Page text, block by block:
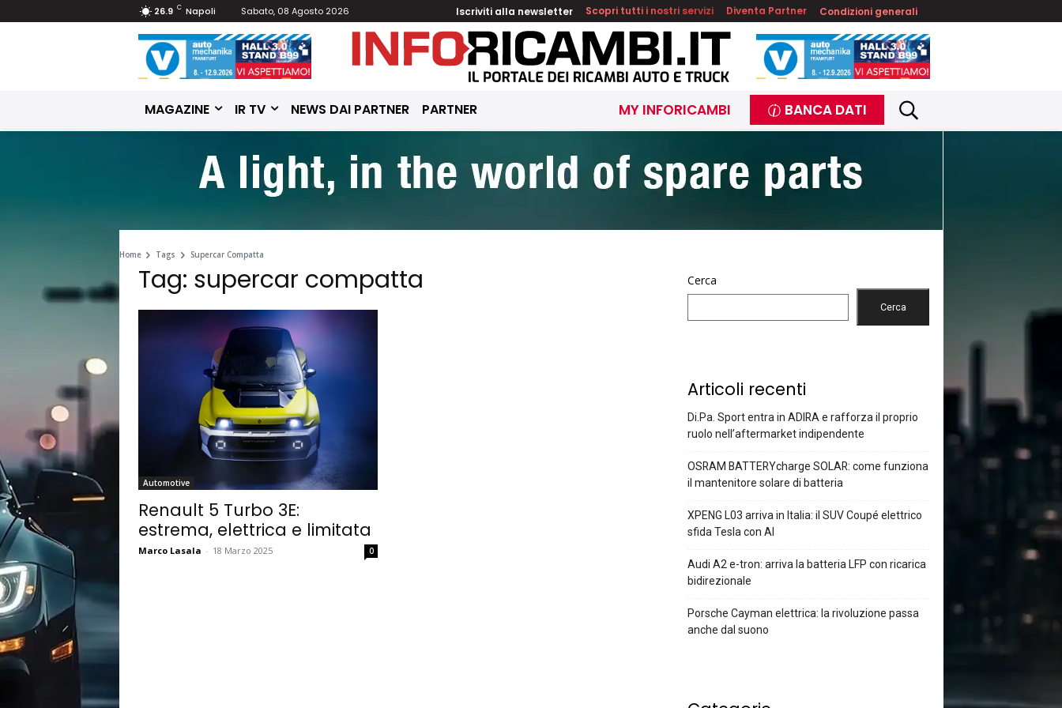
26.9 C Napoli Sabato, 08 Agosto 2026 Iscriviti alla newsletter Scopri tutti i nostri servizi Diventa Partner Condizioni generali
MAGAZINE IR TV NEWS DAI PARTNER PARTNER MY INFORICAMBI BANCA DATI
Home Tags Supercar Compatta
Tag: supercar compatta
Automotive
Renault 5 Turbo 3E:
estrema, elettrica e limitata
Marco Lasala - 18 Marzo 2025 0
Cerca
Cerca
Articoli recenti
Di.Pa. Sport entra in ADIRA e rafforza il proprio
ruolo nell’aftermarket indipendente
OSRAM BATTERYcharge SOLAR: come funziona
il mantenitore solare di batteria
XPENG L03 arriva in Italia: il SUV Coupé elettrico
sfida Tesla con AI
Audi A2 e-tron: arriva la batteria LFP con ricarica
bidirezionale
Porsche Cayman elettrica: la rivoluzione passa
anche dal suono